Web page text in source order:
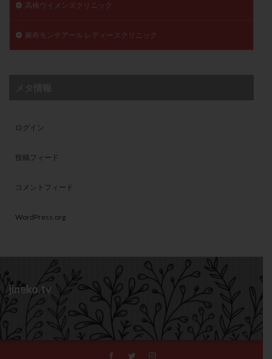
高橋ウイメンズクリニック
麻布モンテアール レディースクリニック
ログイン
投稿フィード
コメントフィード
WordPress.org
jineko.tv